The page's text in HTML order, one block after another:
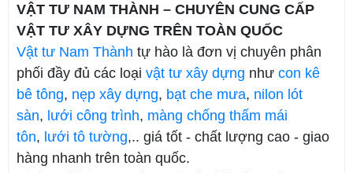
VẬT TƯ NAM THÀNH – CHUYÊN CUNG CẤP
VẬT TƯ XÂY DỰNG TRÊN TOÀN QUỐC
Vật tư Nam Thành tự hào là đơn vị chuyên phân
phối đầy đủ các loại vật tư xây dựng như con kê
bê tông, nẹp xây dựng, bạt che mưa, nilon lót
sàn, lưới công trình, màng chống thấm mái
tôn, lưới tô tường,.. giá tốt - chất lượng cao - giao
hàng nhanh trên toàn quốc.